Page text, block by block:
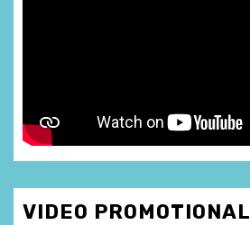
VIDEO PROMOTIONAL